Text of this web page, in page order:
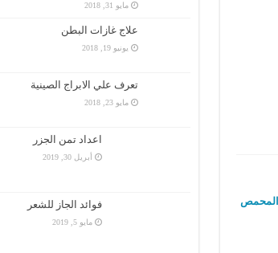
المحمص
مايو 31, 2018
علاج غازات البطن
يونيو 19, 2018
تعرف علي الابراج الصينية
مايو 23, 2018
اعداد تمن الجزر
أبريل 30, 2019
فوائد الجاز للشعر
مايو 5, 2019